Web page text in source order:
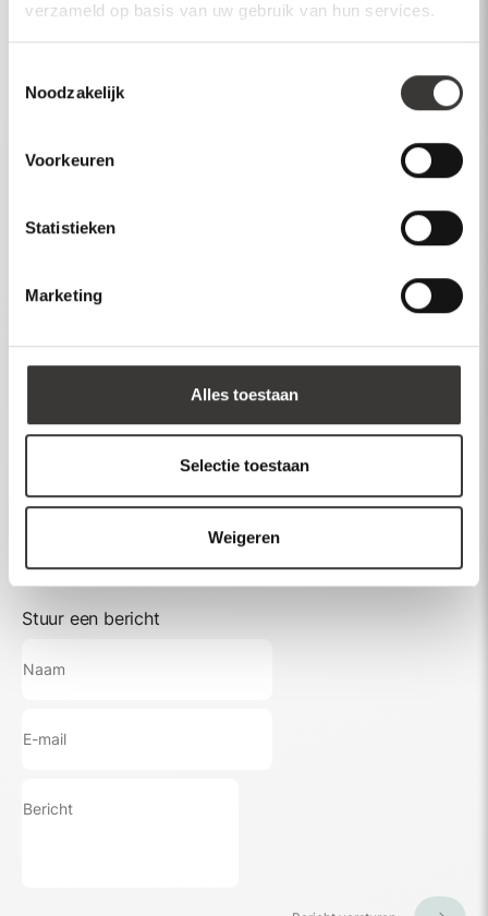
verzameld op basis van uw gebruik van hun services.
Noodzakelijk
Voorkeuren
Statistieken
Marketing
Alles toestaan
Selectie toestaan
Weigeren
Kranen
Wastafels
Inspiratie
Klantenservice
Account
Dealer login
Stuur een bericht